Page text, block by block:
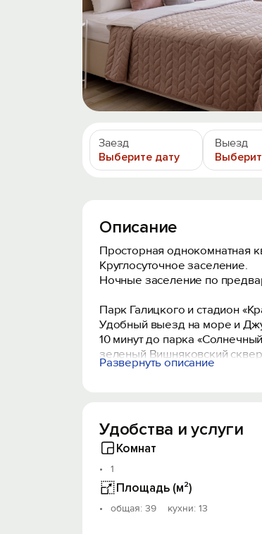
Заезд
Выберите дату
Выезд
Описание
Просторная однокомнатная
Круглосуточное заселение.
Ночные заселение по
Парк Галицкого и стадион
Удобный выезд на море и
10 минут до парка
зеленый Вишняковский
гладильная доска.
Чистое постельное белье,
Очень чистая и комфортная
Рядом с домом в радиусе
Дом расположен в лучшем
вокзал в 20 минутах езды,
Развернуть описание
Удобства и услуги
Комнат
1
Площадь (м²)
oбщая: 39 кухни: 13